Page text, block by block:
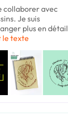
collaborer avec
Je suis
plus en détail
le texte